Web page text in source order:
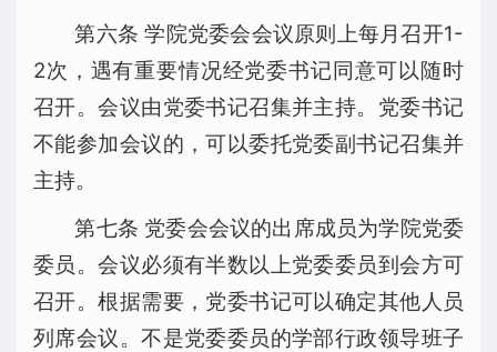
第六条 学院党委会会议原则上每月召开1-
2次，遇有重要情况经党委书记同意可以随时
召开。会议由党委书记召集并主持。党委书记
不能参加会议的，可以委托党委副书记召集并
主持。
第七条 党委会会议的出席成员为学院党委
委员。会议必须有半数以上党委委员到会方可
召开。根据需要，党委书记可以确定其他人员
列席会议。不是党委委员的学部行政领导班子